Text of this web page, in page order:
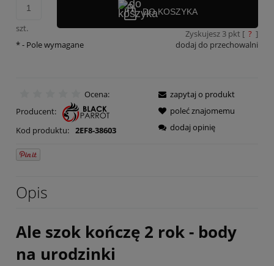
szt.
DO KOSZYKA
Zyskujesz 3pkt [ ? ]
dodaj do przechowalni
*- Pole wymagane
Ocena:
Producent:
Kod produktu: 2EF8-38603
zapytaj o produkt
poleć znajomemu
dodaj opinię
Opis
Ale szok kończę 2 rok - body
na urodzinki